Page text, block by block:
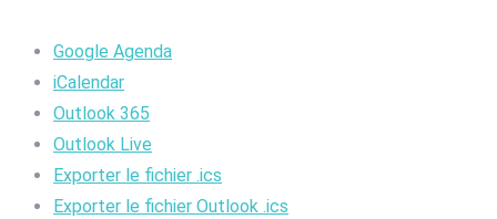
Google Agenda
iCalendar
Outlook 365
Outlook Live
Exporter le fichier .ics
Exporter le fichier Outlook .ics